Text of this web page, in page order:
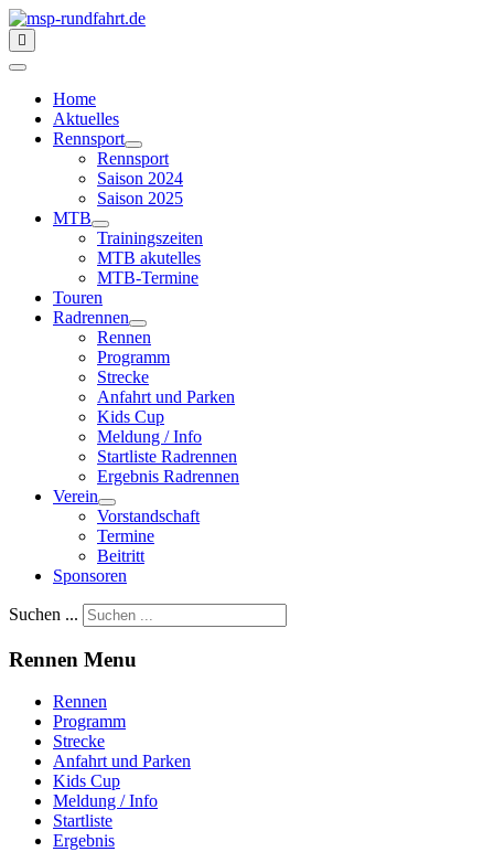
Home
Aktuelles
Rennsport
Rennsport
Saison 2024
Saison 2025
MTB
Trainingszeiten
MTB akutelles
MTB-Termine
Touren
Radrennen
Rennen
Programm
Strecke
Anfahrt und Parken
Kids Cup
Meldung / Info
Startliste Radrennen
Ergebnis Radrennen
Verein
Vorstandschaft
Termine
Beitritt
Sponsoren
Suchen ...
Rennen Menu
Rennen
Programm
Strecke
Anfahrt und Parken
Kids Cup
Meldung / Info
Startliste
Ergebnis